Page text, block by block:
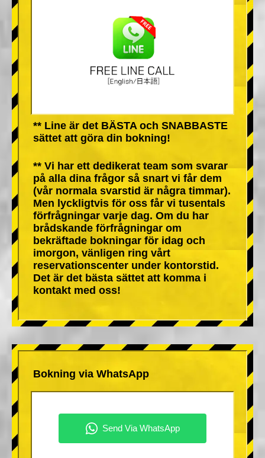
** Line är det BÄSTA och SNABBASTE
sättet att göra din bokning!
** Vi har ett dedikerat team som svarar
på alla dina frågor så snart vi får dem
(vår normala svarstid är några timmar).
Men lyckligtvis för oss får vi tusentals
förfrågningar varje dag. Om du har
brådskande förfrågningar om
bekräftade bokningar för idag och
imorgon, vänligen ring vårt
reservationscenter under kontorstid.
Det är det bästa sättet att komma i
kontakt med oss!
Bokning via WhatsApp